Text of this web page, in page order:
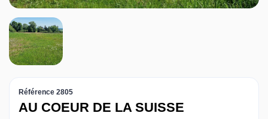
Référence 2805
AU COEUR DE LA SUISSE